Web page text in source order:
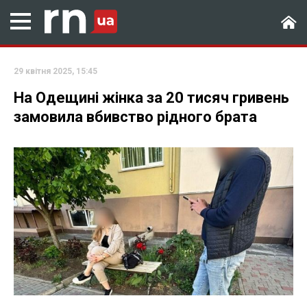
29 квітня 2025, 15:45
На Одещині жінка за 20 тисяч гривень
замовила вбивство рідного брата